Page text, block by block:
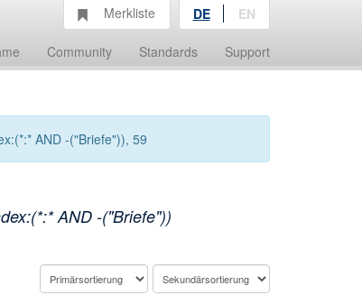
Community Standards Support
Merkliste DE EN
AND -("Briefe")), 59
AND -("Briefe"))